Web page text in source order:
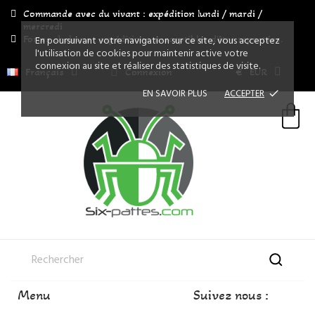
En poursuivant votre navigation sur ce site, vous acceptez
l'utilisation de cookies pour maintenir active votre
connexion au site et réaliser des statistiques de visite.
EN SAVOIR PLUS ACCEPTER done
Commande avec du vivant : expédition lundi / mardi /
mercredi
Fortes chaleurs : expéditions susceptibles d'être reportées.
Français Connexion € EUR
Menu Suivez nous :